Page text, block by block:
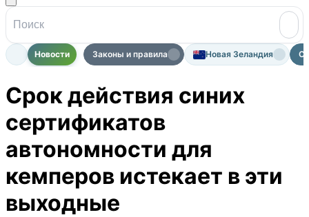
Новости Законы и правила Новая Зеландия
Срок действия синих
сертификатов
автономности для
кемперов истекает в эти
выходные